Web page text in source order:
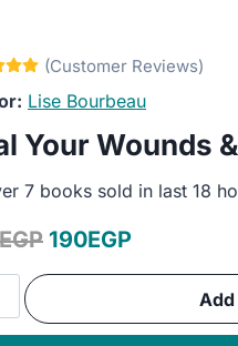
Lise Bourbeau
Your Wounds
7 books sold in last 18
EGP Original
price
190EGPCurrent
price